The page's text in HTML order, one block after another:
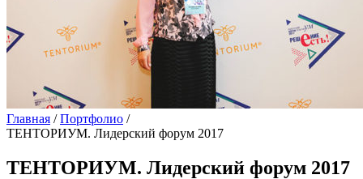
Главная / Портфолио /
ТЕНТОРИУМ. Лидерский форум 2017
ТЕНТОРИУМ. Лидерский форум 2017